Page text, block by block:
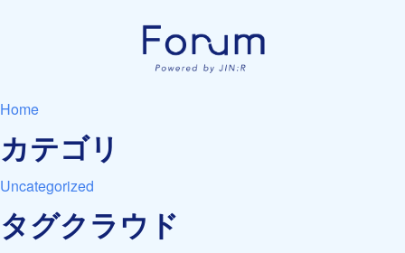
Home
カテゴリ
Uncategorized
タグクラウド